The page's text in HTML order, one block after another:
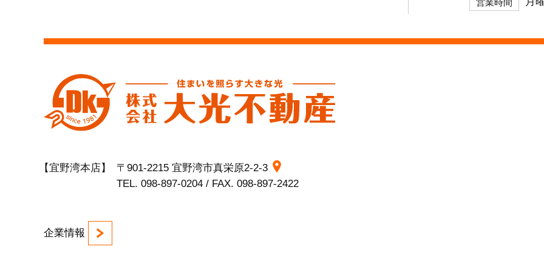
営業時間
【宜野湾本店】
〒901-2215 宜野湾市真栄原2-2-3
TEL. 098-897-0204 / FAX. 098-897-2422
企業情報